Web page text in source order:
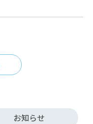
お知らせ